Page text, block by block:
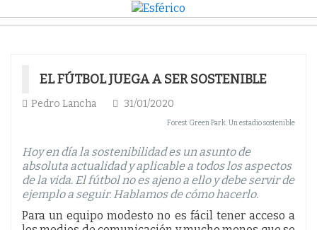
EL FÚTBOL JUEGA A SER SOSTENIBLE
Pedro Lancha 31/01/2020
Forest Green Park. Un estadio sostenible
Hoy en día la sostenibilidad es un asunto de
absoluta actualidad y aplicable a todos los aspectos
de la vida. El fútbol no es ajeno a ello y debe servir de
ejemplo a seguir. Hablamos de cómo hacerlo.
Para un equipo modesto no es fácil tener acceso a